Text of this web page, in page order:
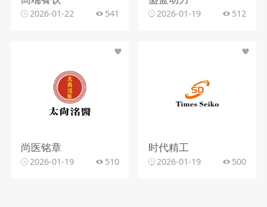
2026-01-22 541 2026-01-19 512
尚医铭章
2026-01-19 510
时代精工
2026-01-19 500